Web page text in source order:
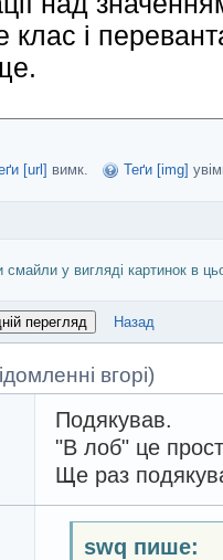
[url] вимк. Теґи [img]
смайли у вигляді картинок в
Назад
вгорі)
Подякував.
"В лоб" це
Ще раз
swq пише: